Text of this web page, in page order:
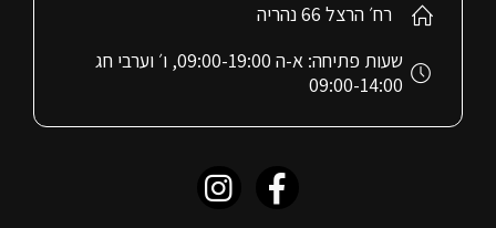
רח׳ הרצל 66 נהריה
שעות פתיחה: א-ה 09:00-19:00, ו׳ וערבי חג
09:00-14:00